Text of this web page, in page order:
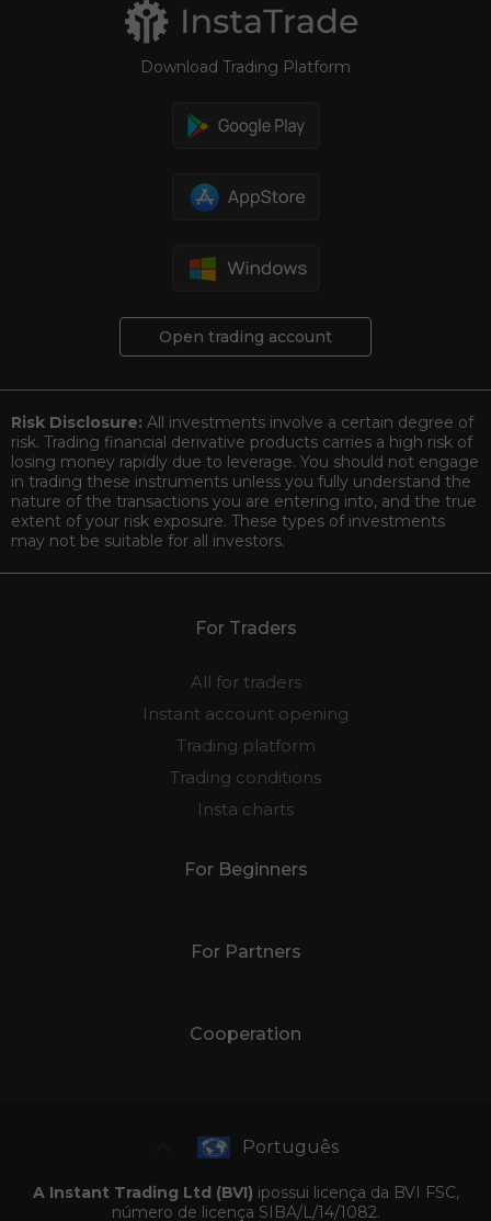
Download Trading Platform
Open trading account
Risk Disclosure: All investments involve a certain degree of
risk. Trading financial derivative products carries a high risk of
losing money rapidly due to leverage. You should not engage
in trading these instruments unless you fully understand the
nature of the transactions you are entering into, and the true
extent of your risk exposure. These types of investments
may not be suitable for all investors.
For Traders
All for traders
Instant account opening
Trading platform
Trading conditions
Insta charts
For Beginners
For Partners
Cooperation
Português
A Instant Trading Ltd (BVI) ipossui licença da BVI FSC,
número de licença SIBA/L/14/1082.